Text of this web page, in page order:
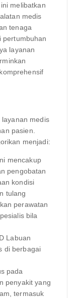
melibatkan
medis
tenaga
pertumbuhan
layanan
layanan medis
pasien.
menjadi:
mencakup
pengobatan
kondisi
tulang
perawatan
bila
Labuan
di berbagai
pada
penyakit yang
termasuk